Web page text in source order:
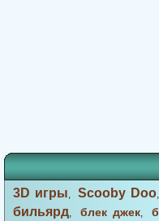
3D игры,Scooby Doo
бильярд,блек джек,